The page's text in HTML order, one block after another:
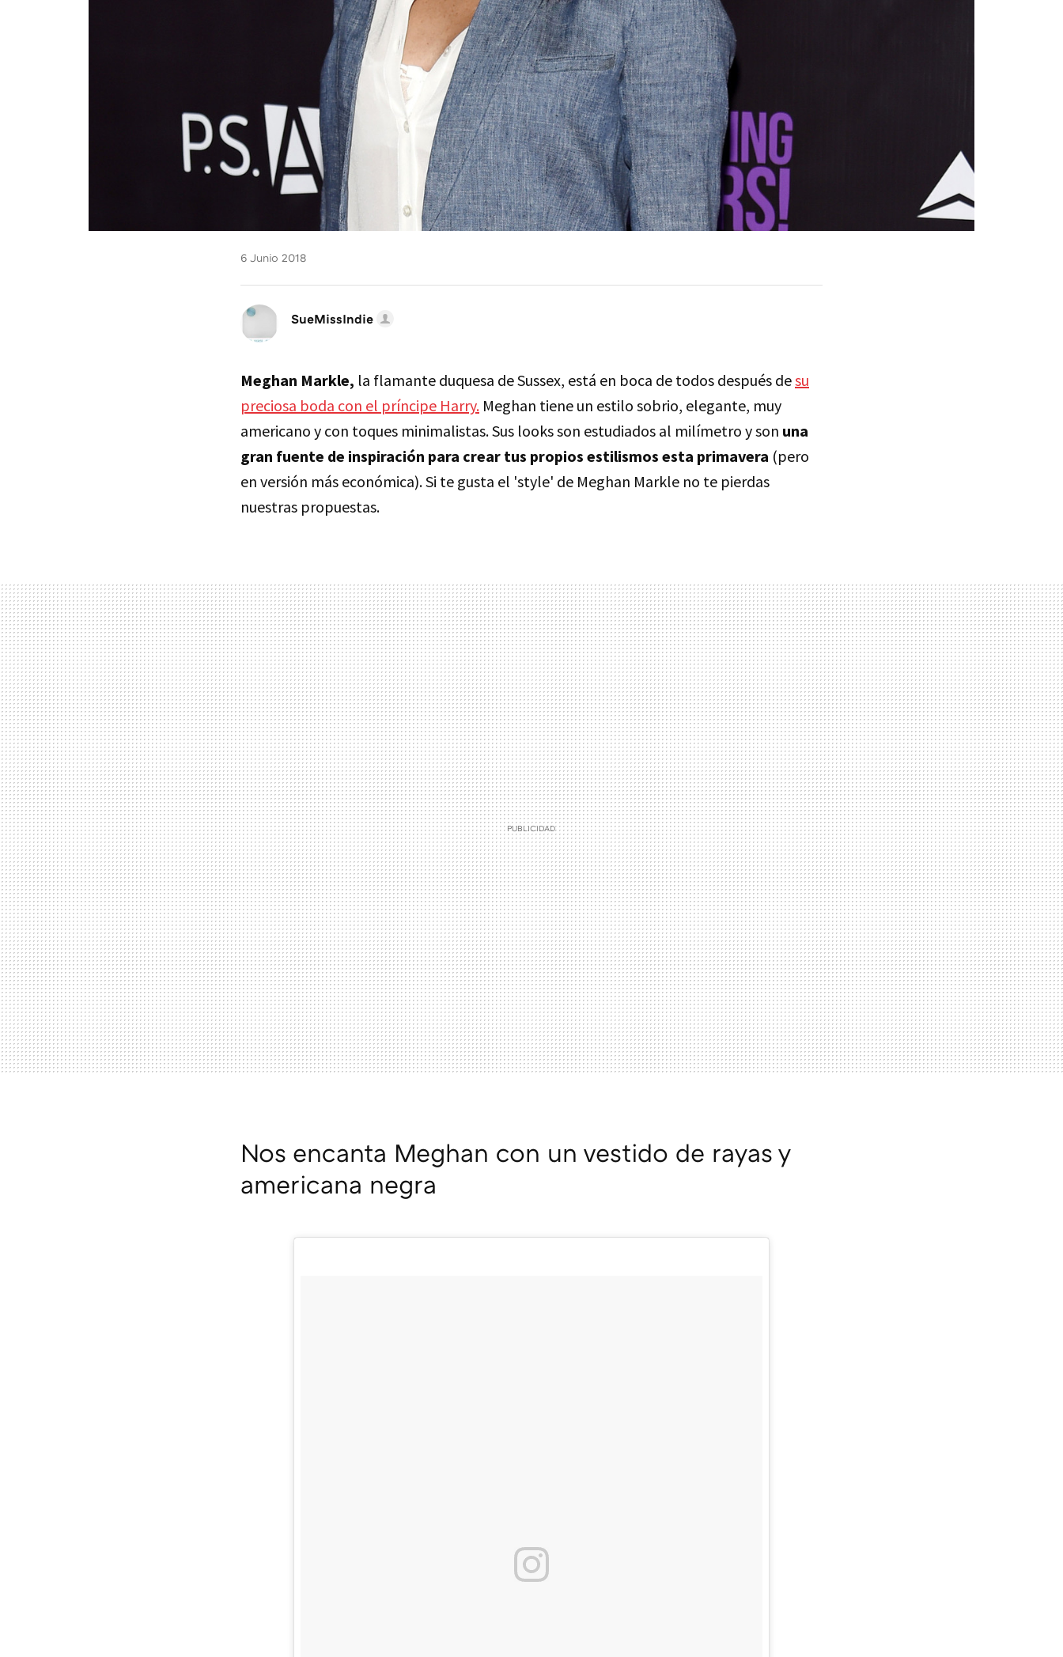
6 Junio 2018
SueMissIndie
Meghan Markle, la flamante duquesa de Sussex, está en boca de todos después desu
preciosa boda con el príncipe Harry. Meghan tiene un estilo sobrio, elegante, muy
americano y con toques minimalistas. Sus looks son estudiados al milímetro y son una
gran fuente de inspiración para crear tus propios estilismos esta primavera (pero
en versión más económica). Si te gusta el 'style' de Meghan Markle no te pierdas
nuestras propuestas.
Nos encanta Meghan con un vestido de rayas y
americana negra